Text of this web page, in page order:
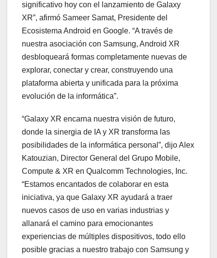
significativo hoy con el lanzamiento de Galaxy
XR”, afirmó Sameer Samat, Presidente del
Ecosistema Android en Google. “A través de
nuestra asociación con Samsung, Android XR
desbloqueará formas completamente nuevas de
explorar, conectar y crear, construyendo una
plataforma abierta y unificada para la próxima
evolución de la informática”.
“Galaxy XR encarna nuestra visión de futuro,
donde la sinergia de IA y XR transforma las
posibilidades de la informática personal”, dijo Alex
Katouzian, Director General del Grupo Mobile,
Compute & XR en Qualcomm Technologies, Inc.
“Estamos encantados de colaborar en esta
iniciativa, ya que Galaxy XR ayudará a traer
nuevos casos de uso en varias industrias y
allanará el camino para emocionantes
experiencias de múltiples dispositivos, todo ello
posible gracias a nuestro trabajo con Samsung y